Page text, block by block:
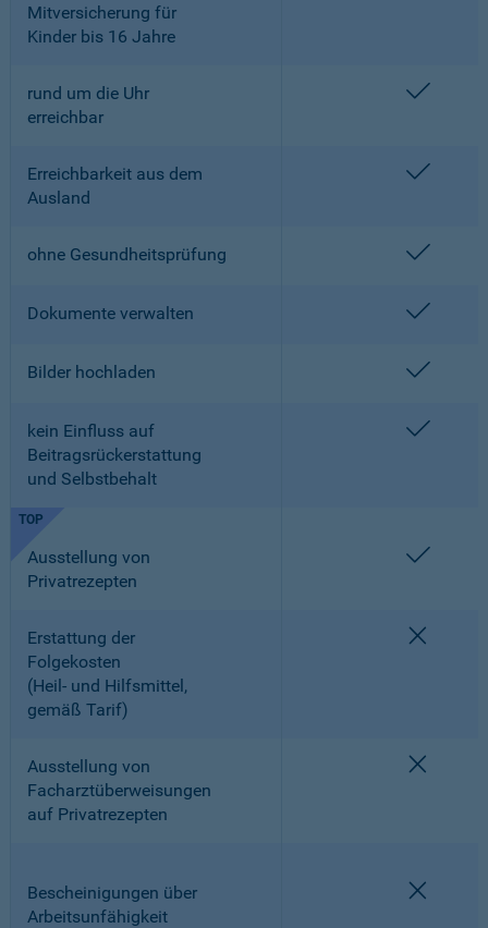
Mitversicherung für
Kinder bis 16 Jahre
rund um die Uhr
erreichbar
Erreichbarkeit aus dem
Ausland
ohne Gesundheitsprüfung
Dokumente verwalten
Bilder hochladen
kein Einfluss auf
Beitragsrückerstattung
und Selbstbehalt
TOP
Ausstellung von
Privatrezepten
Erstattung der
Folgekosten
(Heil- und Hilfsmittel,
gemäß Tarif)
Ausstellung von
Facharztüberweisungen
auf Privatrezepten
Bescheinigungen über
Arbeitsunfähigkeit